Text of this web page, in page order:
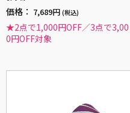
価格： 7,689円 (税込)
★2点で1,000円OFF／3点で3,00
0円OFF対象